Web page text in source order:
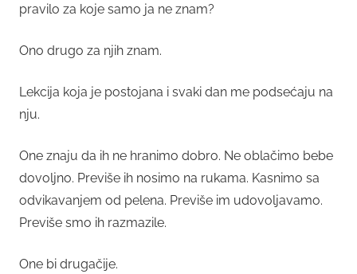
pravilo za koje samo ja ne znam?
Ono drugo za njih znam.
Lekcija koja je postojana i svaki dan me podsećaju na
nju.
One znaju da ih ne hranimo dobro. Ne oblačimo bebe
dovoljno. Previše ih nosimo na rukama. Kasnimo sa
odvikavanjem od pelena. Previše im udovoljavamo.
Previše smo ih razmazile.
One bi drugačije.